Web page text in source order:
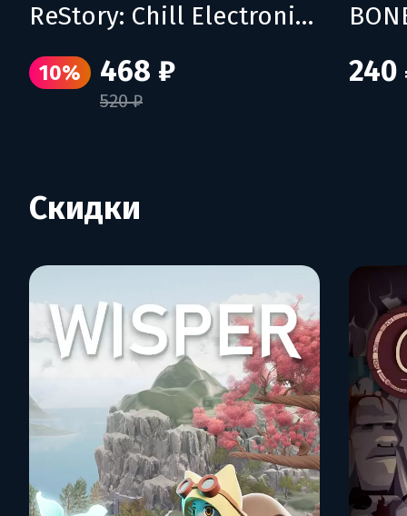
ReStory: Chill Electronics Repairs
10% 468 ₽
520 ₽
240
Скидки